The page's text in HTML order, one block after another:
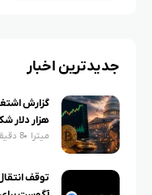
جدیدترین اخبار
هزار دلار
میترا 8 دقیقه قبل
توقف انتقال